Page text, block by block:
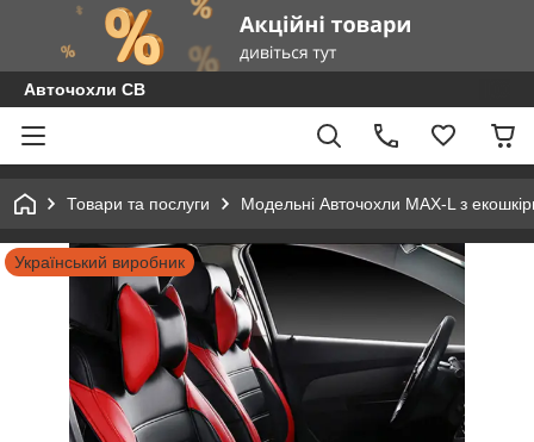
Авточохли СВ
Товари та послуги Модельні Авточохли MAX-L з
Український виробник